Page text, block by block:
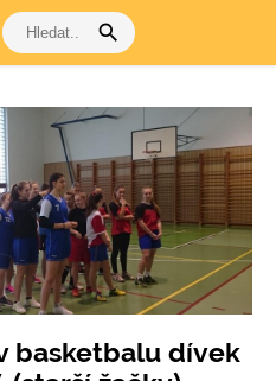
search
basketbalu dívek